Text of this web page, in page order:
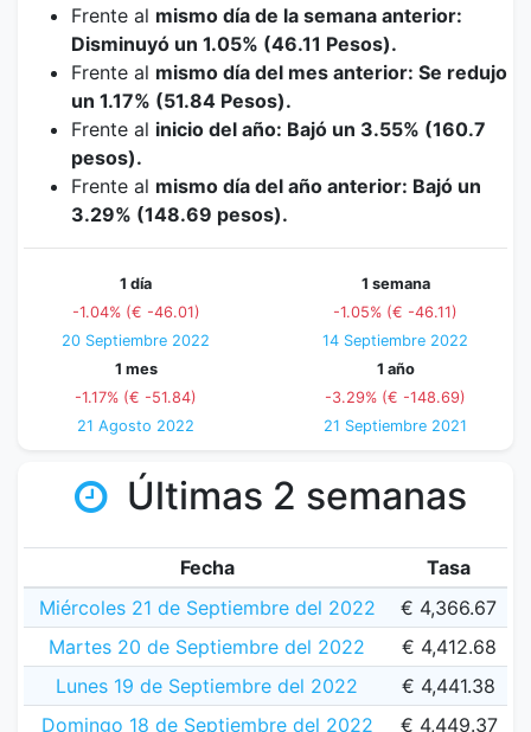
Frente al mismo día de la semana anterior:
Disminuyó un 1.05% (46.11 Pesos).
Frente al mismo día del mes anterior: Se redujo
un 1.17% (51.84 Pesos).
Frente al inicio del año: Bajó un 3.55% (160.7
pesos).
Frente al mismo día del año anterior: Bajó un
3.29% (148.69 pesos).
1 día
-1.04% (€ -46.01)
20 Septiembre 2022
1 semana
-1.05% (€ -46.11)
14 Septiembre 2022
1 mes
-1.17% (€ -51.84)
21 Agosto 2022
1 año
-3.29% (€ -148.69)
21 Septiembre 2021
Últimas 2 semanas
Fecha
Tasa
Miércoles 21 de Septiembre del 2022
€ 4,366.67
Martes 20 de Septiembre del 2022
€ 4,412.68
Lunes 19 de Septiembre del 2022
€ 4,441.38
Domingo 18 de Septiembre del 2022
€ 4,449.37